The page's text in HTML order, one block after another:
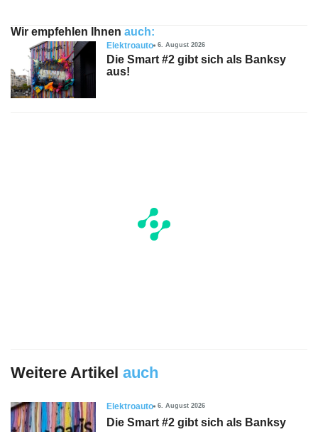
Wir empfehlen Ihnen auch:
Elektroauto 6. August 2026
Die Smart #2 gibt sich als Banksy
aus!
Weitere Artikel auch
Elektroauto 6. August 2026
Die Smart #2 gibt sich als Banksy